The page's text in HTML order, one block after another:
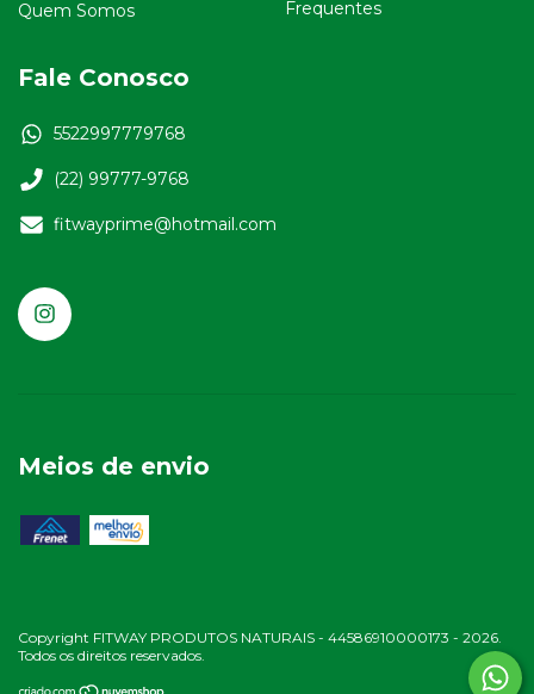
Quem Somos
Frequentes
Fale Conosco
5522997779768
(22) 99777-9768
fitwayprime@hotmail.com
Meios de envio
Copyright FITWAY PRODUTOS NATURAIS - 44586910000173 - 2026.
Todos os direitos reservados.